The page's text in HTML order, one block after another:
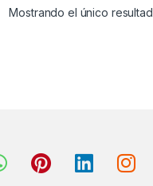
Mostrando el único